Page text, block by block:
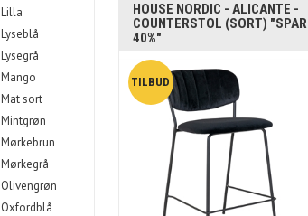
Lilla
Lyseblå
Lysegrå
Mango
Mat sort
Mintgrøn
Mørkebrun
Mørkegrå
Olivengrøn
Oxfordblå
HOUSE NORDIC - ALICANTE -
COUNTERSTOL (SORT) "SPAR
40%"